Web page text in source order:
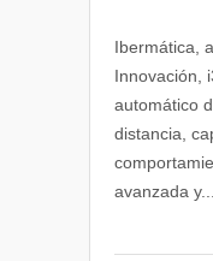
Ibermática,
Innovación,
automático
distancia,
avanzada y...